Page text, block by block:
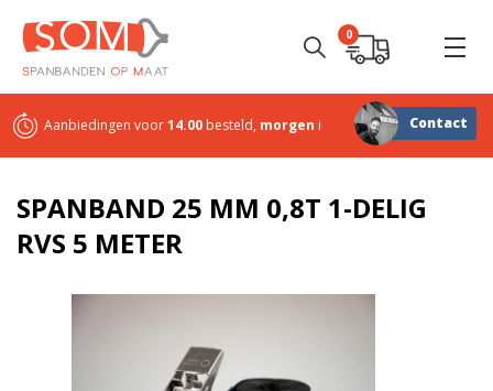
0
Aanbiedingen voor14.00 besteld, morgen in huisSterk in maatwerk
Contact
SPANBAND 25 MM 0,8T 1-DELIG
RVS 5 METER